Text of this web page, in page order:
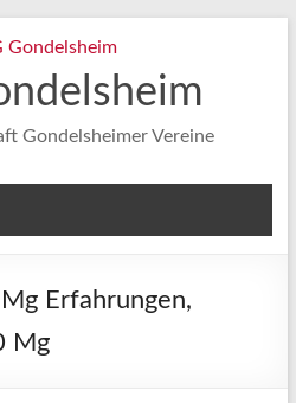
Gondelsheimer Vereine
Erfahrungen,
Mg